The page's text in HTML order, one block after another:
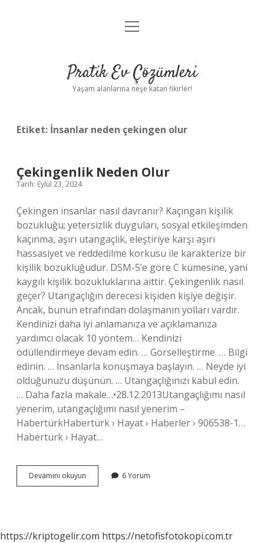
Anasayfa
Yasal Uyarı
menüyü
Pratik Ev Çözümleri
Yaşam alanlarına neşe katan fikirler!
Etiket: İnsanlar neden çekingen olur
Çekingenlik Neden Olur
Tarih: Eylül 23, 2024
Çekingen insanlar nasıl davranır? Kaçıngan kişilik
bozukluğu; yetersizlik duyguları, sosyal etkileşimden
kaçınma, aşırı utangaçlık, eleştiriye karşı aşırı
hassasiyet ve reddedilme korkusu ile karakterize bir
kişilik bozukluğudur. DSM-5’e göre C kümesine, yani
kaygılı kişilik bozukluklarına aittir. Çekingenlik nasıl
geçer? Utangaçlığın derecesi kişiden kişiye değişir.
Ancak, bunun etrafından dolaşmanın yolları vardır.
Kendinizi daha iyi anlamanıza ve açıklamanıza
yardımcı olacak 10 yöntem… Kendinizi
ödüllendirmeye devam edin. … Görselleştirme. … Bilgi
edinin. … İnsanlarla konuşmaya başlayın. … Neyde iyi
olduğunuzu düşünün. … Utangaçlığınızı kabul edin.
… Daha fazla makale…•28.12.2013Utangaçlığımı nasıl
yenerim, utangaçlığımı nasıl yenerim –
HabertürkHabertürk › Hayat › Haberler › 906538-1…
Habertürk › Hayat…
Devamını okuyun Çekingenlik
Neden
6 Yorum
https://kriptogelir.com https://netofisfotokopi.com.tr